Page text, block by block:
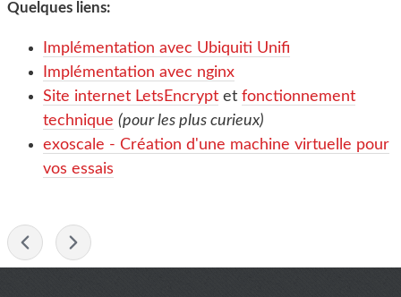
Quelques liens:
Implémentation avec Ubiquiti Unifi
Implémentation avec nginx
Site internet LetsEncrypt et fonctionnement
technique (pour les plus curieux)
exoscale - Création d'une machine virtuelle pour
vos essais